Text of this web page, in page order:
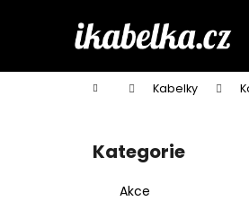
Domů Kabelky
Přeskočit
kategorie
Kategorie
Akce
í
Zpět
do
Zpět
do